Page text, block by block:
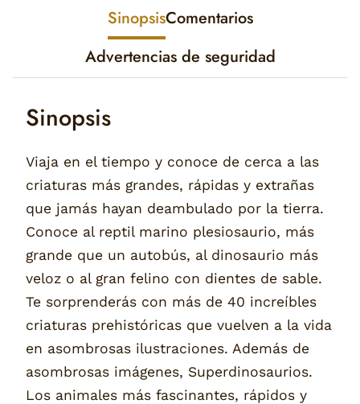
SinopsisComentarios
Advertencias de seguridad
Sinopsis
Viaja en el tiempo y conoce de cerca a las
criaturas más grandes, rápidas y extrañas
que jamás hayan deambulado por la tierra.
Conoce al reptil marino plesiosaurio, más
grande que un autobús, al dinosaurio más
veloz o al gran felino con dientes de sable.
Te sorprenderás con más de 40 increíbles
criaturas prehistóricas que vuelven a la vida
en asombrosas ilustraciones. Además de
asombrosas imágenes, Superdinosaurios.
Los animales más fascinantes, rápidos y